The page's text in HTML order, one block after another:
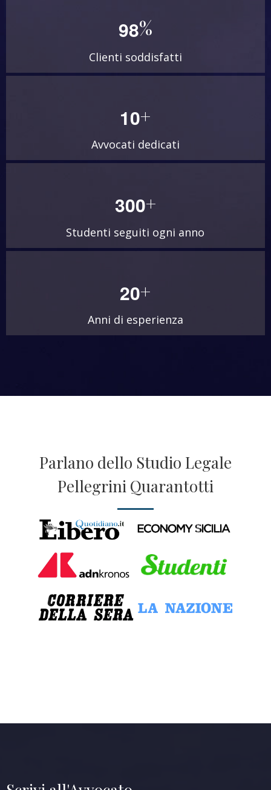
98%
Clienti soddisfatti
10+
Avvocati dedicati
300+
Studenti seguiti ogni anno
20+
Anni di esperienza
Parlano dello Studio Legale
Pellegrini Quarantotti